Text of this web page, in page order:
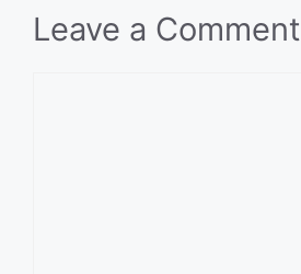
Leave a Comment